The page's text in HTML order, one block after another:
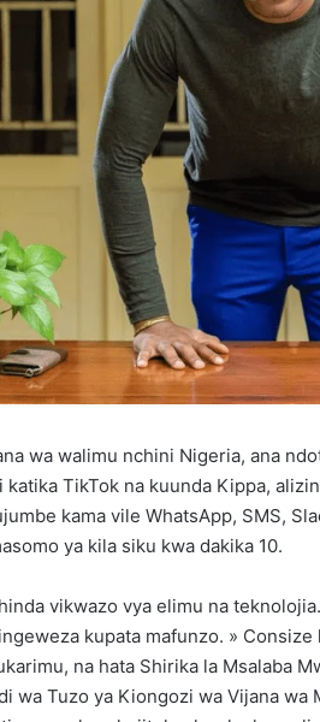
wa walimu nchini Nigeria, ana
katika TikTok na kuunda Kippa,
kama vile WhatsApp, SMS,
ya kila siku kwa dakika 10.
vikwazo vya elimu na
kupata mafunzo. »
na hata Shirika la Msalaba
wa Tuzo ya Kiongozi wa Vijana